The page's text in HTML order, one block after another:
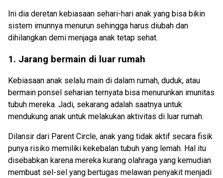
Ini dia deretan kebiasaan sehari-hari anak yang bisa bikin
sistem imunnya menurun sehingga harus diubah dan
dihilangkan demi menjaga anak tetap sehat.
1. Jarang bermain di luar rumah
Kebiasaan anak selalu main di dalam rumah, duduk, atau
bermain ponsel seharian ternyata bisa menurunkan imunitas
tubuh mereka. Jadi, sekarang adalah saatnya untuk
mendukung anak untuk melakukan aktivitas di luar rumah.
Dilansir dari Parent Circle, anak yang tidak aktif secara fisik
punya risiko memiliki kekebalan tubuh yang lemah. Hal itu
disebabkan karena mereka kurang olahraga yang kemudian
membuat sel-sel yang bertugas melawan penyakit menjadi